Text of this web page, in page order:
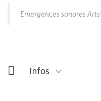
Emergences sonores
Infos